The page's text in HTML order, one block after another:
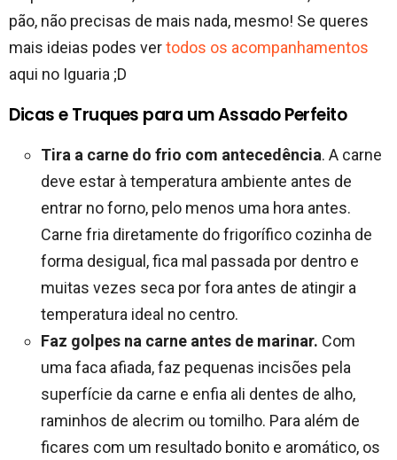
pão, não precisas de mais nada, mesmo! Se queres
mais ideias podes vertodos os acompanhamentos
aqui no Iguaria ;D
Dicas e Truques para um Assado Perfeito
Tira a carne do frio com antecedência. A carne
deve estar à temperatura ambiente antes de
entrar no forno, pelo menos uma hora antes.
Carne fria diretamente do frigorífico cozinha de
forma desigual, fica mal passada por dentro e
muitas vezes seca por fora antes de atingir a
temperatura ideal no centro.
Faz golpes na carne antes de marinar. Com
uma faca afiada, faz pequenas incisões pela
superfície da carne e enfia ali dentes de alho,
raminhos de alecrim ou tomilho. Para além de
ficares com um resultado bonito e aromático, os